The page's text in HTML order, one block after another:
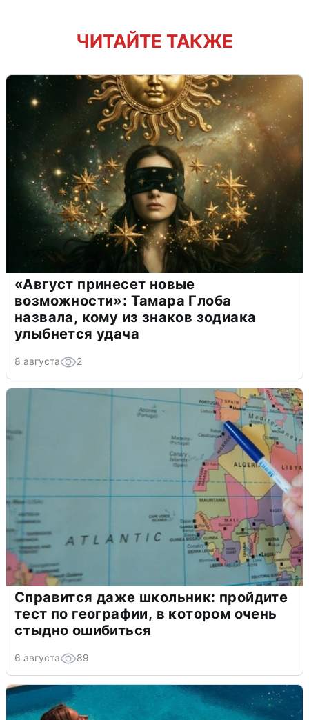
ЧИТАЙТЕ ТАКЖЕ
«Август принесет новые
возможности»: Тамара Глоба
назвала, кому из знаков зодиака
улыбнется удача
8 августа 2
Справится даже школьник: пройдите
тест по географии, в котором очень
стыдно ошибиться
6 августа 89